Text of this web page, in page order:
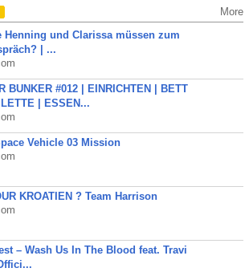
More
Henning und Clarissa müssen zum
| ...
BUNKER #012 | EINRICHTEN | BETT
| ESSEN...
Vehicle 03 Mission
KROATIEN ? Team Harrison
– Wash Us In The Blood feat. Travi